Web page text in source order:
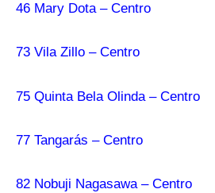
46 Mary Dota – Centro
73 Vila Zillo – Centro
75 Quinta Bela Olinda – Centro
77 Tangarás – Centro
82 Nobuji Nagasawa – Centro